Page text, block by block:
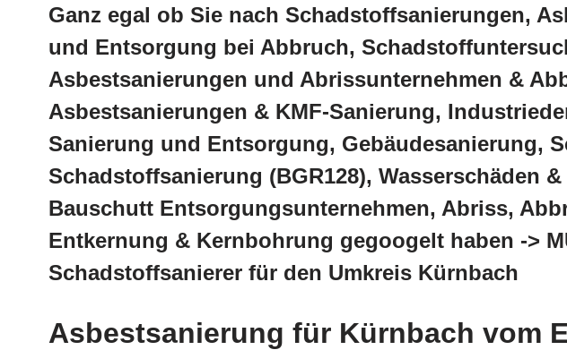
Ganz egal ob Sie nach Schadstoffsanierungen,
und Entsorgung bei Abbruch,
Asbestsanierungen und Abrissunternehmen &
Asbestsanierungen & KMF-Sanierung,
Sanierung und Entsorgung, Gebäudesanierung,
Schadstoffsanierung (BGR128), Wasserschäden
Bauschutt Entsorgungsunternehmen, Abriss,
Entkernung & Kernbohrung gegoogelt haben ->
Schadstoffsanierer für den Umkreis Kürnbach
Asbestsanierung für Kürnbach vom